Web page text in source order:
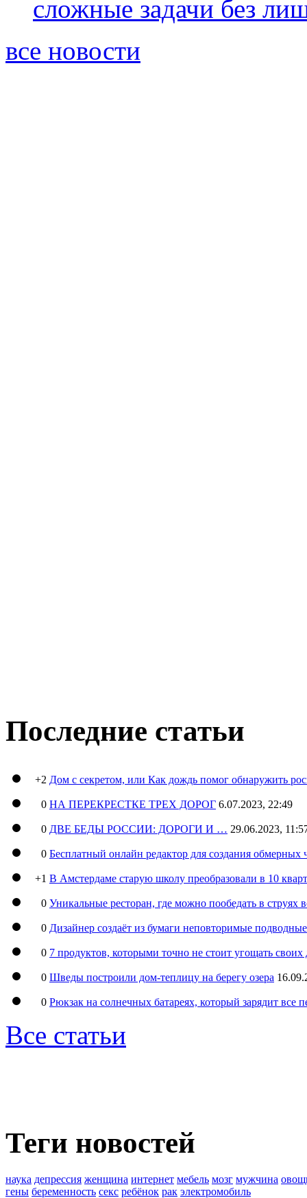
сложные задачи без
все новости
Последние статьи
+2 Дом с секретом, или Как дождь помог обнаружить
0 НА ПЕРЕКРЕСТКЕ ТРЕХ ДОРОГ 6.07.2023, 22:49
0 ДВЕ БЕДЫ РОССИИ: ДОРОГИ И … 29.06.2023,
0 Бесплатный онлайн редактор для создания обмерных
+1 В Амстердаме старую школу преобразовали в 10
0 Уникальные ресторан, где можно пообедать в струях
0 Дизайнер создаёт из бумаги неповторимые
0 7 продуктов, которыми точно не стоит угощать
0 Шведы построили дом-теплицу на берегу озера
0 Рюкзак на солнечных батареях, который зарядит все
Все статьи
Теги новостей
наука депрессия женщина интернет мебель мозг мужчина
гены беременность секс ребёнок рак электромобиль